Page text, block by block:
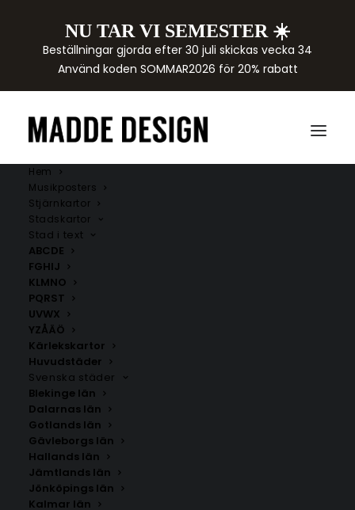
NU TAR VI SEMESTER ☀️
Beställningar gjorda efter 30 juli skickas vecka 34
Använd koden SOMMAR2026 för 20% rabatt
Hem
Musikposters
Stjärnkartor
Stadskartor
Stad i text
ABCDE
FGHIJ
KLMNO
PQRST
UVWX
YZÅÄÖ
Kärlekskartor
Huvudstäder
Svenska städer
Blekinge län
Dalarnas län
Gotlands län
Gävleborgs län
Hallands län
Jämtlands län
Jönköpings län
Kalmar län